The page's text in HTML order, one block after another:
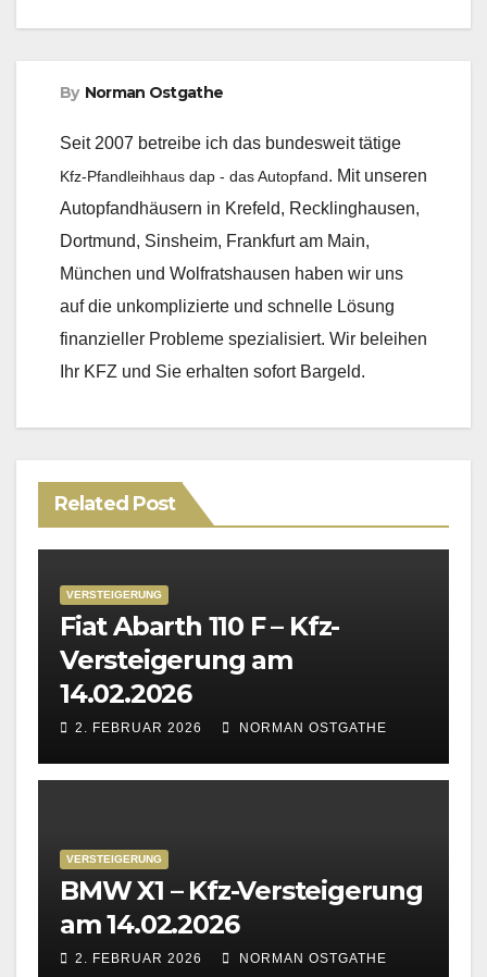
By Norman Ostgathe
Seit 2007 betreibe ich das bundesweit tätige
Kfz-Pfandleihhaus dap - das Autopfand. Mit unseren
Autopfandhäusern in Krefeld, Recklinghausen,
Dortmund, Sinsheim, Frankfurt am Main,
München und Wolfratshausen haben wir uns
auf die unkomplizierte und schnelle Lösung
finanzieller Probleme spezialisiert. Wir beleihen
Ihr KFZ und Sie erhalten sofort Bargeld.
Related Post
VERSTEIGERUNG
Fiat Abarth 110 F – Kfz-
Versteigerung am
14.02.2026
2. FEBRUAR 2026 NORMAN OSTGATHE
VERSTEIGERUNG
BMW X1 – Kfz-Versteigerung
am 14.02.2026
2. FEBRUAR 2026 NORMAN OSTGATHE